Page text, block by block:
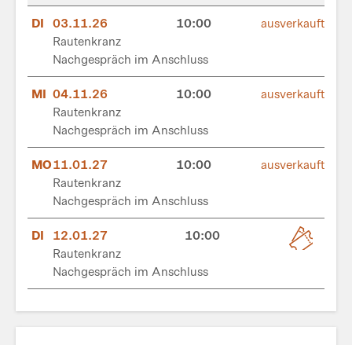
DI 03.11.26
10:00
Rautenkranz
Nachgespräch im Anschluss
ausverkauft
MI 04.11.26
10:00
Rautenkranz
Nachgespräch im Anschluss
ausverkauft
MO11.01.27
10:00
Rautenkranz
Nachgespräch im Anschluss
ausverkauft
DI 12.01.27
10:00
Rautenkranz
Nachgespräch im Anschluss